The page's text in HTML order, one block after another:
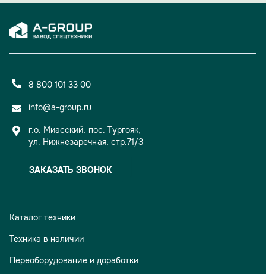
Каталог техники
Техника в наличии
Переоборудование и доработки
8 800 101 33 00
info@a-group.ru
г.о. Миасский, пос. Тургояк,
ул. Нижнезаречная, стр.71/3
ЗАКАЗАТЬ ЗВОНОК